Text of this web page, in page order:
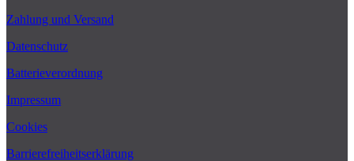
Zahlung und Versand
Datenschutz
Batterieverordnung
Impressum
Cookies
Barrierefreiheitserklärung